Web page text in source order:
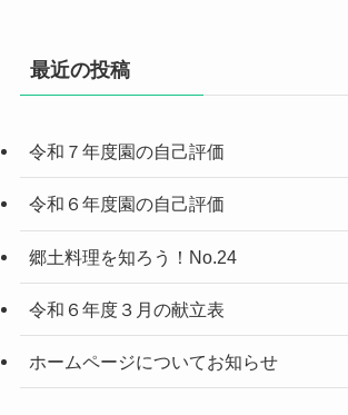
最近の投稿
令和７年度園の自己評価
令和６年度園の自己評価
郷土料理を知ろう！No.24
令和６年度３月の献立表
ホームページについてお知らせ